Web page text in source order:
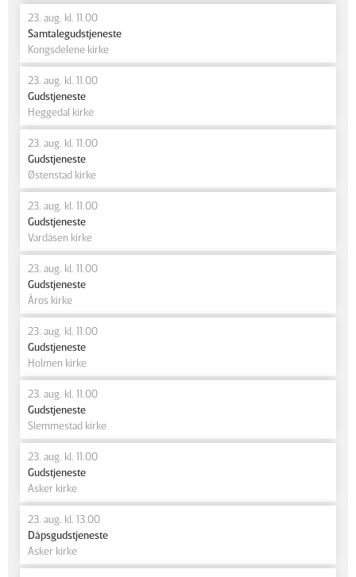
23. aug. kl. 11.00
Samtalegudstjeneste
Kongsdelene kirke
23. aug. kl. 11.00
Gudstjeneste
Heggedal kirke
23. aug. kl. 11.00
Gudstjeneste
Østenstad kirke
23. aug. kl. 11.00
Gudstjeneste
Vardåsen kirke
23. aug. kl. 11.00
Gudstjeneste
Åros kirke
23. aug. kl. 11.00
Gudstjeneste
Holmen kirke
23. aug. kl. 11.00
Gudstjeneste
Slemmestad kirke
23. aug. kl. 11.00
Gudstjeneste
Asker kirke
23. aug. kl. 13.00
Dåpsgudstjeneste
Asker kirke